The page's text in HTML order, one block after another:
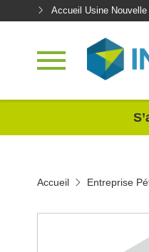
Accueil Usine Nouvelle
Accueil Entreprise